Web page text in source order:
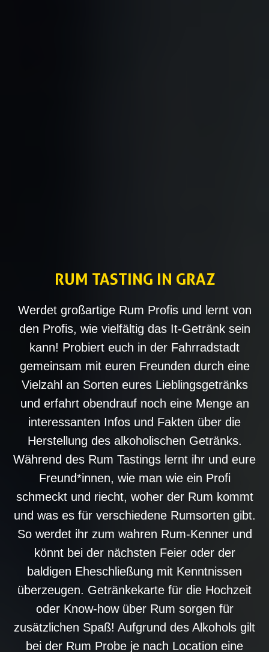
RUM TASTING IN GRAZ
Werdet großartige Rum Profis und lernt von
den Profis, wie vielfältig das It-Getränk sein
kann! Probiert euch in der Fahrradstadt
gemeinsam mit euren Freunden durch eine
Vielzahl an Sorten eures Lieblingsgetränks
und erfahrt obendrauf noch eine Menge an
interessanten Infos und Fakten über die
Herstellung des alkoholischen Getränks.
Während des Rum Tastings lernt ihr und eure
Freund*innen, wie man wie ein Profi
schmeckt und riecht, woher der Rum kommt
und was es für verschiedene Rumsorten gibt.
So werdet ihr zum wahren Rum-Kenner und
könnt bei der nächsten Feier oder der
baldigen Eheschließung mit Kenntnissen
überzeugen. Getränkekarte für die Hochzeit
oder Know-how über Rum sorgen für
zusätzlichen Spaß! Aufgrund des Alkohols gilt
bei der Rum Probe je nach Location eine